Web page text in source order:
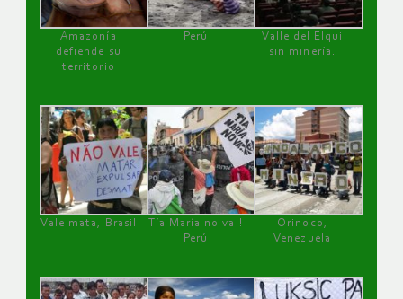
Amazonía
defiende su
territorio
Perú
Valle del Elqui
sin minería.
Vale mata, Brasil
Tía María no va !
Perú
Orinoco,
Venezuela